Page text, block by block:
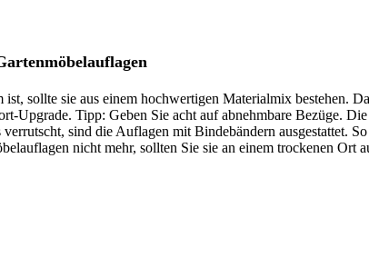
sollte sie aus einem hochwertigen Materialmix bestehen.
Upgrade. Tipp: Geben Sie acht auf abnehmbare Bezüge.
sind die Auflagen mit Bindebändern ausgestattet.
nicht mehr, sollten Sie sie an einem trockenen